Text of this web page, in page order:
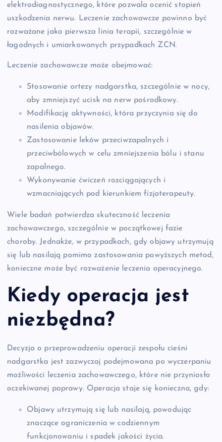
elektrodiagnostycznego, które pozwala ocenić stopień
uszkodzenia nerwu. Leczenie zachowawcze powinno być
rozważane jako pierwsza linia terapii, szczególnie w
łagodnych i umiarkowanych przypadkach ZCN.
Leczenie zachowawcze może obejmować:
Stosowanie ortezy nadgarstka, szczególnie w nocy,
aby zmniejszyć ucisk na nerw pośrodkowy.
Modifikację aktywności, która przyczynia się do
nasilenia objawów.
Zastosowanie leków przeciwzapalnych i
przeciwbólowych w celu zmniejszenia bólu i stanu
zapalnego.
Wykonywanie ćwiczeń rozciągających i
wzmacniających pod kierunkiem fizjoterapeuty.
Wiele badań potwierdza skuteczność leczenia
zachowawczego, szczególnie w początkowej fazie
choroby. Jednakże, w przypadkach, gdy objawy utrzymują
się lub nasilają pomimo zastosowania powyższych metod,
konieczne może być rozważenie leczenia operacyjnego.
Kiedy operacja jest
niezbędna?
Decyzja o przeprowadzeniu operacji zespołu cieśni
nadgarstka jest zazwyczaj podejmowana po wyczerpaniu
możliwości leczenia zachowawczego, które nie przyniosło
oczekiwanej poprawy. Operacja staje się konieczna, gdy:
Objawy utrzymują się lub nasilają, powodując
znaczące ograniczenia w codziennym
funkcjonowaniu i spadek jakości życia.